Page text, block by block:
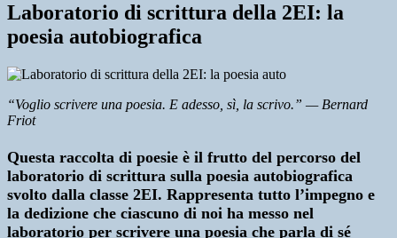
Laboratorio di scrittura della 2EI: la
poesia autobiografica
“Voglio scrivere una poesia. E adesso, sì, la scrivo.” — Bernard
Friot
Questa raccolta di poesie è il frutto del percorso del
laboratorio di scrittura sulla poesia autobiografica
svolto dalla classe 2EI. Rappresenta tutto l’impegno e
la dedizione che ciascuno di noi ha messo nel
laboratorio per scrivere una poesia che parla di sé